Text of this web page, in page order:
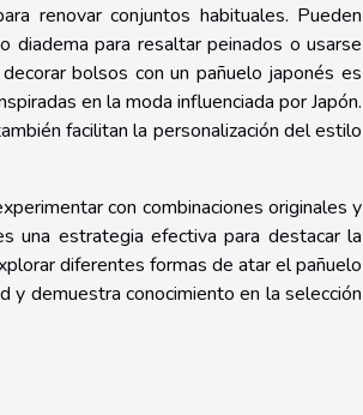
renovar conjuntos habituales. Pueden
diadema para resaltar peinados o usarse
bolsos con un pañuelo japonés es
en la moda influenciada por Japón.
facilitan la personalización del estilo
con combinaciones originales y
una estrategia efectiva para destacar la
diferentes formas de atar el pañuelo
y demuestra conocimiento en la selección